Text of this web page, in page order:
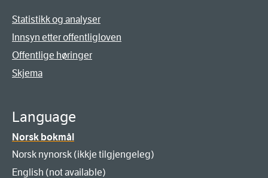
Statistikk og analyser
Innsyn etter offentligloven
Offentlige høringer
Skjema
Language
Norsk bokmål
Norsk nynorsk (ikkje tilgjengeleg)
English (not available)